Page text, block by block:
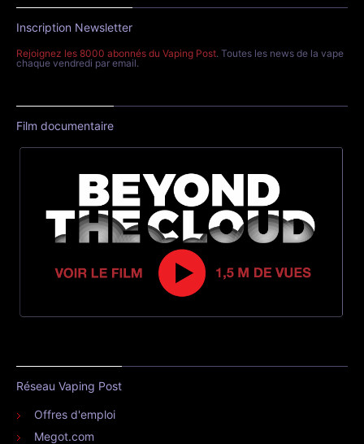
Inscription Newsletter
Rejoignez les 8000 abonnés du Vaping Post. Toutes les news de la vape
chaque vendredi par email.
Film documentaire
Réseau Vaping Post
Offres d'emploi
Megot.com